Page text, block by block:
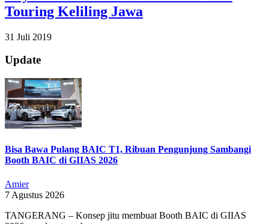
Touring Keliling Jawa
2019-
31
31 Juli 2019
Update
Bisa Bawa Pulang BAIC T1, Ribuan Pengunjung Sambangi
Booth BAIC di GIIAS 2026
Amier
7 Agustus 2026
TANGERANG – Konsep jitu membuat Booth BAIC di GIIAS